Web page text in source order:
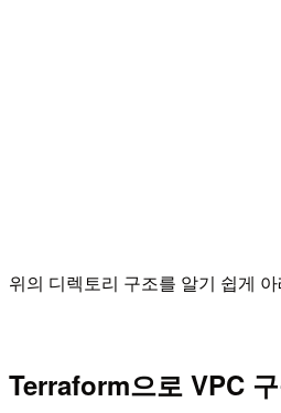
위의 디렉토리 구조를 알기 쉽게
Terraform으로 VPC